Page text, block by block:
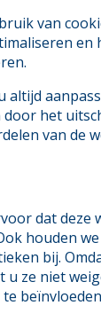
van
en
altijd
het
van de
dat deze
houden
bij.
ze niet